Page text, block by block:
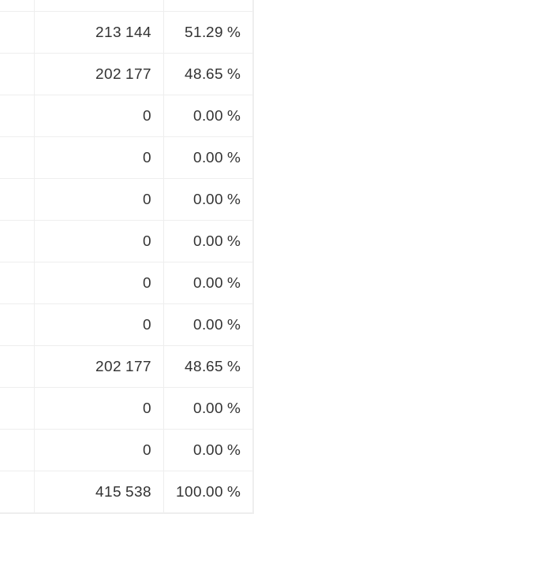
213 144 51.29 %
202 177 48.65 %
0 0.00 %
0 0.00 %
0 0.00 %
0 0.00 %
0 0.00 %
0 0.00 %
202 177 48.65 %
0 0.00 %
0 0.00 %
415 538 100.00 %